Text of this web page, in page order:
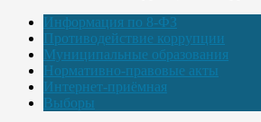
Информация по 8-ФЗ
Противодействие коррупции
Муниципальные образования
Нормативно-правовые акты
Интернет-приёмная
Выборы